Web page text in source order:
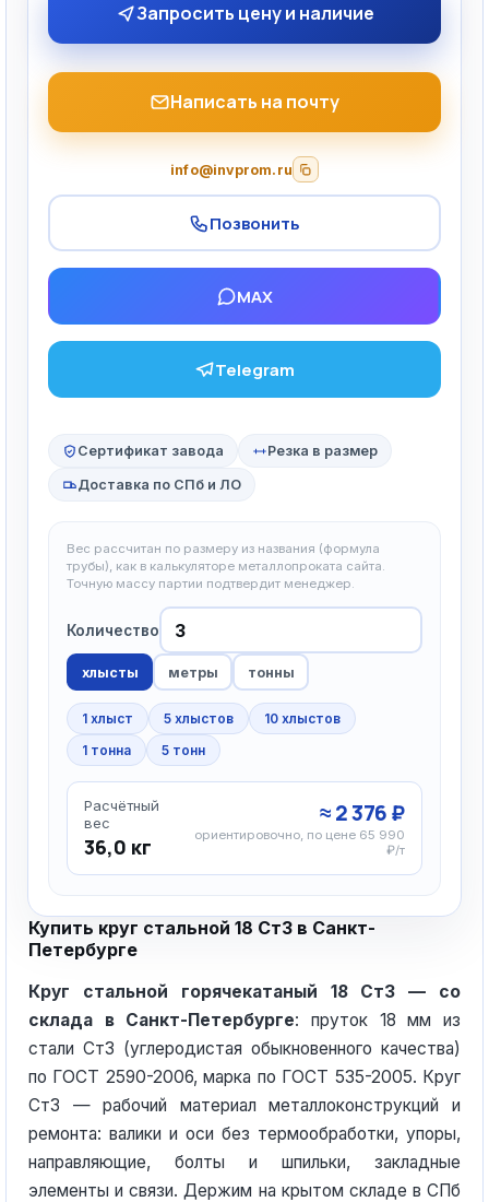
Запросить цену и наличие
Написать на почту
info@invprom.ru
Позвонить
MAX
Telegram
Сертификат завода Резка в размер
Доставка по СПб и ЛО
Вес рассчитан по размеру из названия (формула
трубы), как в калькуляторе металлопроката сайта.
Точную массу партии подтвердит менеджер.
Количество
хлысты метры тонны
1 хлыст 5 хлыстов
10 хлыстов
1 тонна
5 тонн
Расчётный
вес
36,0 кг
≈ 2 376 ₽
ориентировочно, по цене 65 990
₽/т
Купить круг стальной 18 Ст3 в Санкт-
Петербурге
Круг стальной горячекатаный 18 Ст3 — со
склада в Санкт-Петербурге: пруток 18 мм из
стали Ст3 (углеродистая обыкновенного качества)
по ГОСТ 2590-2006, марка по ГОСТ 535-2005. Круг
Ст3 — рабочий материал металлоконструкций и
ремонта: валики и оси без термообработки, упоры,
направляющие, болты и шпильки, закладные
элементы и связи. Держим на крытом складе в СПб